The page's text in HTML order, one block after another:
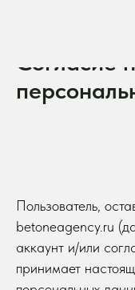
Согласие
Пользователь,
betoneagency.ru
аккаунт и/или
принимает